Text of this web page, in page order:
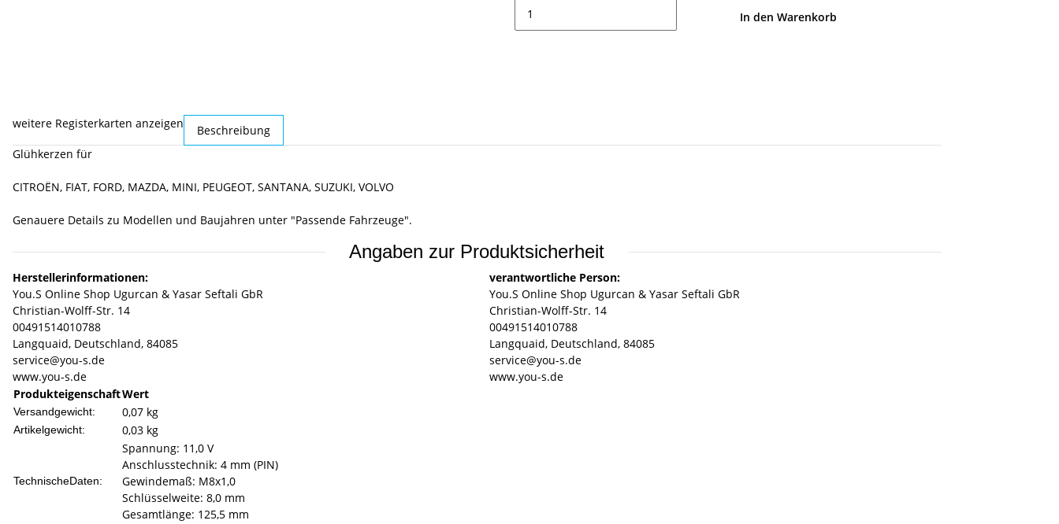
In den Warenkorb
weitere Registerkarten anzeigen
Beschreibung
Glühkerzen für
CITROËN, FIAT, FORD, MAZDA, MINI, PEUGEOT, SANTANA, SUZUKI, VOLVO
Genauere Details zu Modellen und Baujahren unter "Passende Fahrzeuge".
Angaben zur Produktsicherheit
Herstellerinformationen:
You.S Online Shop Ugurcan & Yasar Seftali GbR
Christian-Wolff-Str. 14
00491514010788
Langquaid, Deutschland, 84085
service@you-s.de
www.you-s.de
verantwortliche Person:
You.S Online Shop Ugurcan & Yasar Seftali GbR
Christian-Wolff-Str. 14
00491514010788
Langquaid, Deutschland, 84085
service@you-s.de
www.you-s.de
ProdukteigenschaftWert
Versandgewicht: 0,07 kg
Artikelgewicht: 0,03 kg
TechnischeDaten:
Spannung: 11,0 V
Anschlusstechnik: 4 mm (PIN)
Gewindemaß: M8x1,0
Schlüsselweite: 8,0 mm
Gesamtlänge: 125,5 mm